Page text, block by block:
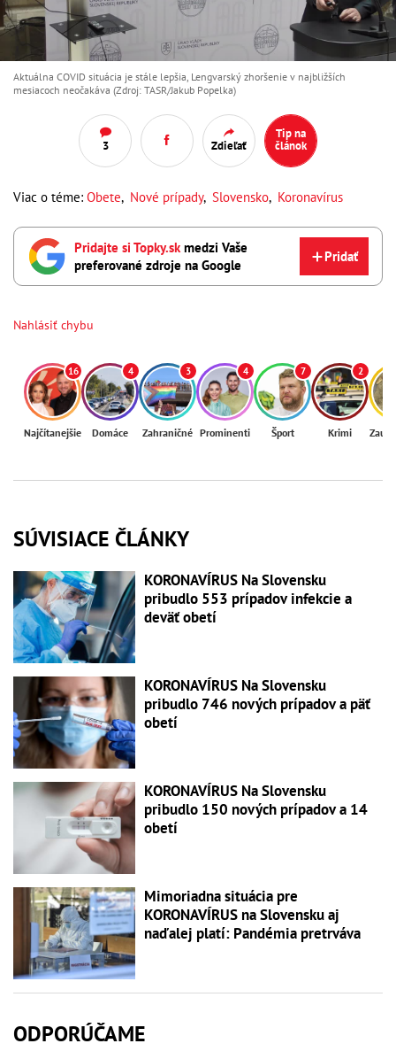
Aktuálna COVID situácia je stále lepšia, Lengvarský zhoršenie v najbližších
mesiacoch neočakáva (Zdroj: TASR/Jakub Popelka)
3 Zdieľať
Tip na
článok
Viac o téme: Obete, Nové prípady, Slovensko, Koronavírus
Pridajte si Topky.sk medzi Vaše
preferované zdroje na Google
Pridať
Nahlásiť chybu
16
Najčítanejšie
4
Domáce
3
Zahraničné
4
Prominenti
7
Šport
2
Krimi
SÚVISIACE ČLÁNKY
KORONAVÍRUS Na Slovensku
pribudlo 553 prípadov infekcie a
deväť obetí
KORONAVÍRUS Na Slovensku
pribudlo 746 nových prípadov a päť
obetí
KORONAVÍRUS Na Slovensku
pribudlo 150 nových prípadov a 14
obetí
Mimoriadna situácia pre
KORONAVÍRUS na Slovensku aj
naďalej platí: Pandémia pretrváva
ODPORÚČAME